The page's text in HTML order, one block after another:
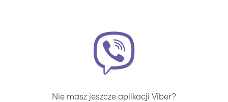
Nie masz jeszcze aplikacji Viber?